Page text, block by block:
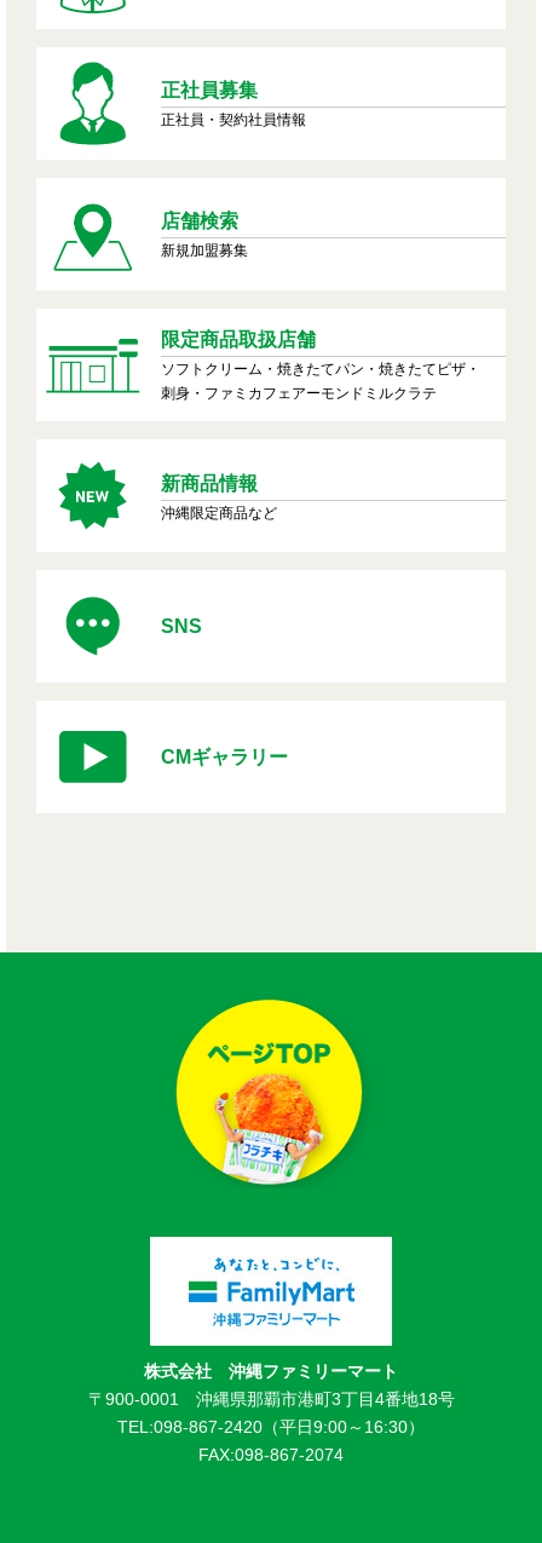
正社員募集
正社員・契約社員情報
店舗検索
新規加盟募集
限定商品取扱店舗
ソフトクリーム・焼きたてパン・焼きたてピザ・
刺身・ファミカフェアーモンドミルクラテ
新商品情報
沖縄限定商品など
SNS
CMギャラリー
株式会社 沖縄ファミリーマート
〒900-0001 沖縄県那覇市港町3丁目4番地18号
TEL:098-867-2420（平日9:00～16:30）
FAX:098-867-2074